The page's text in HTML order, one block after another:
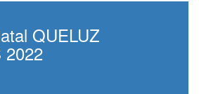
QUELUZ
2022